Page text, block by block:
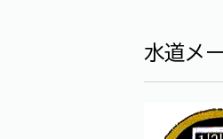
水道メ